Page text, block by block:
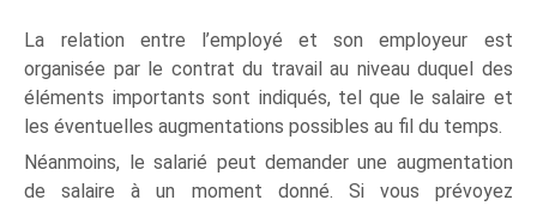
La relation entre l’employé et son employeur est
organisée par le contrat du travail au niveau duquel des
éléments importants sont indiqués, tel que le salaire et
les éventuelles augmentations possibles au fil du temps.
Néanmoins, le salarié peut demander une augmentation
de salaire à un moment donné. Si vous prévoyez